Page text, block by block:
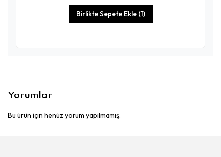
Birlikte Sepete Ekle (1)
Yorumlar
Bu ürün için henüz yorum yapılmamış.